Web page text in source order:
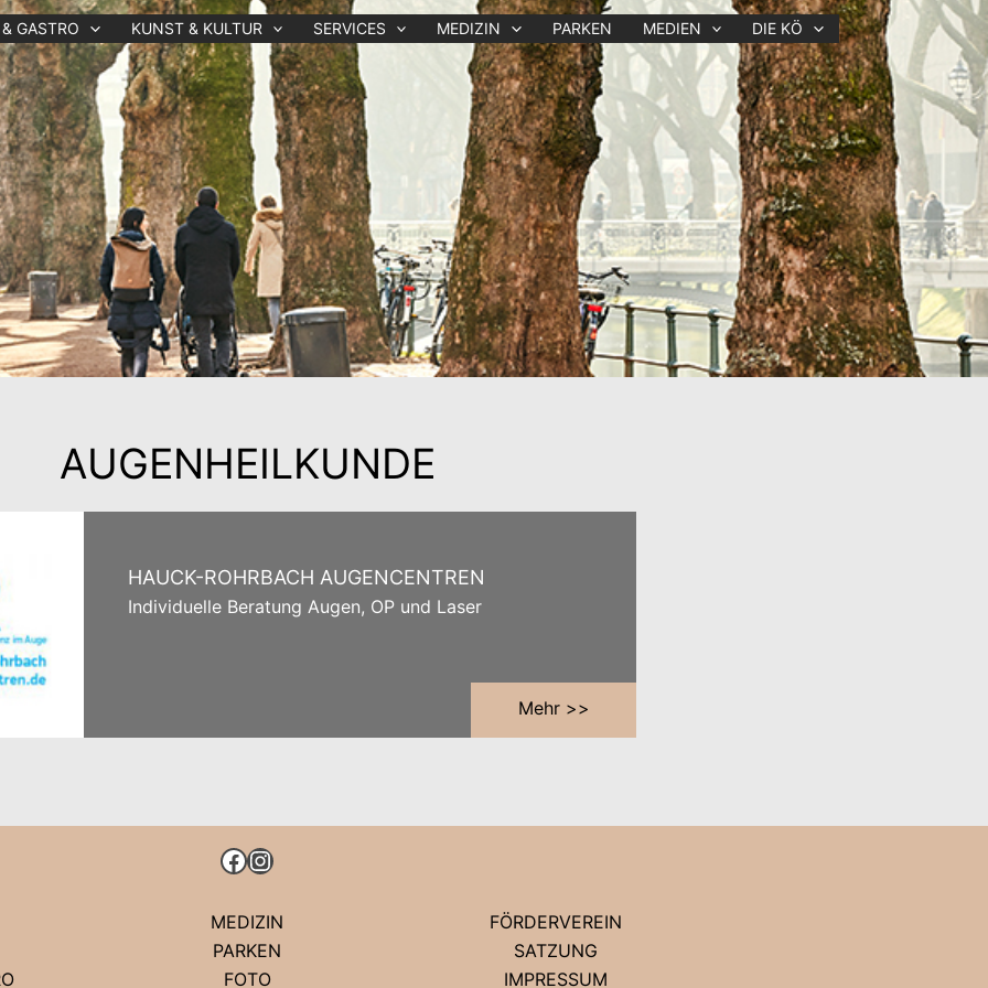
GASTRO KUNST & KULTUR SERVICES MEDIZIN PARKEN MEDIEN DIE KÖ
AUGENHEILKUNDE
HAUCK-ROHRBACH AUGENCENTREN
Individuelle Beratung Augen, OP und Laser
Mehr >>
FACEBOOK
INSTAGRAM
MEDIZIN
PARKEN
FOTO
FÖRDERVEREIN
SATZUNG
IMPRESSUM